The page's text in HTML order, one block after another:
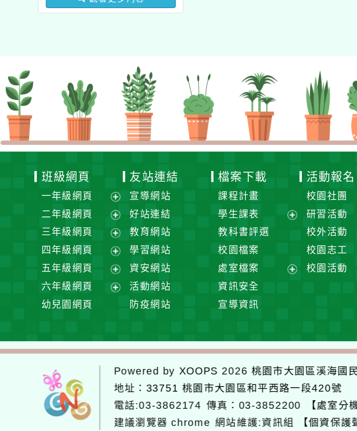
業成長研習實施計畫－夢
班級網頁
一年級網頁
展
開
選
單
二年級網頁
展
開
選
單
三年級網頁
展
開
選
單
四年級網頁
展
開
選
五年級網頁
展
開
六年級網頁
單
幼兒園網頁
友站連結
宣導網站
好站連結
教育網站
學習網站
資安網站
活動網站
防疫網站
檔案下載
課程計畫
學生課表
單
教科書評選
校園檔案
處室檔案
資訊安全
宣導資訊
活動報名
校園社團
研習活動
校外活動
校園志工
校園活動
Powered by XOOPS 2026桃園市大園區溪海國
地址： 33751 桃園市大園區和平西路一段420號
電話:03-3862174 傳真：03-3852200
【處室分
建議瀏覽器 chrome 網站維護:資訊組 【個資保護